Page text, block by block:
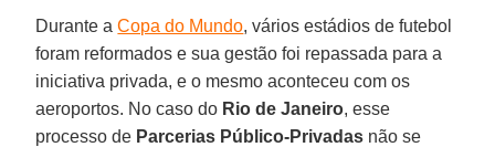
Durante aCopa do Mundo, vários estádios de futebol
foram reformados e sua gestão foi repassada para a
iniciativa privada, e o mesmo aconteceu com os
aeroportos. No caso do Rio de Janeiro, esse
processo de Parcerias Público-Privadas não se